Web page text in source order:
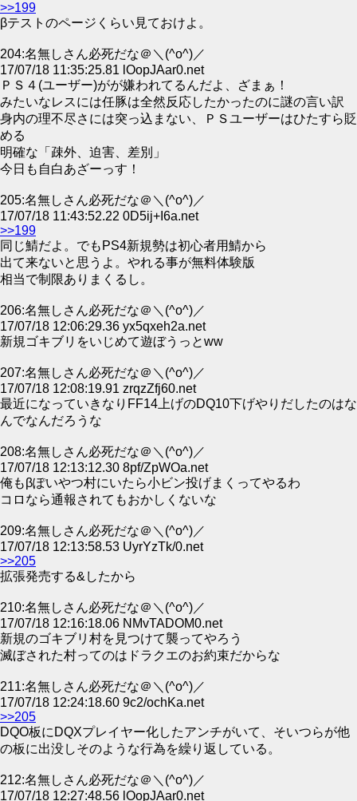
>>199
βテストのページくらい見ておけよ。
204:名無しさん必死だな＠＼(^o^)／
17/07/18 11:35:25.81 lOopJAar0.net
ＰＳ４(ユーザー)がが嫌われてるんだよ、ざまぁ！
みたいなレスには任豚は全然反応したかったのに謎の言い訳
身内の理不尽さには突っ込まない、ＰＳユーザーはひたすら貶
める
明確な「疎外、迫害、差別」
今日も自白あざーっす！
205:名無しさん必死だな＠＼(^o^)／
17/07/18 11:43:52.22 0D5ij+I6a.net
>>199
同じ鯖だよ。でもPS4新規勢は初心者用鯖から
出て来ないと思うよ。やれる事が無料体験版
相当で制限ありまくるし。
206:名無しさん必死だな＠＼(^o^)／
17/07/18 12:06:29.36 yx5qxeh2a.net
新規ゴキブリをいじめて遊ぼうっとww
207:名無しさん必死だな＠＼(^o^)／
17/07/18 12:08:19.91 zrqzZfj60.net
最近になっていきなりFF14上げのDQ10下げやりだしたのはな
んでなんだろうな
208:名無しさん必死だな＠＼(^o^)／
17/07/18 12:13:12.30 8pf/ZpWOa.net
俺もβぽいやつ村にいたら小ビン投げまくってやるわ
コロなら通報されてもおかしくないな
209:名無しさん必死だな＠＼(^o^)／
17/07/18 12:13:58.53 UyrYzTk/0.net
>>205
拡張発売する&したから
210:名無しさん必死だな＠＼(^o^)／
17/07/18 12:16:18.06 NMvTADOM0.net
新規のゴキブリ村を見つけて襲ってやろう
滅ぼされた村ってのはドラクエのお約束だからな
211:名無しさん必死だな＠＼(^o^)／
17/07/18 12:24:18.60 9c2/ochKa.net
>>205
DQO板にDQXプレイヤー化したアンチがいて、そいつらが他
の板に出没しそのような行為を繰り返している。
212:名無しさん必死だな＠＼(^o^)／
17/07/18 12:27:48.56 lOopJAar0.net